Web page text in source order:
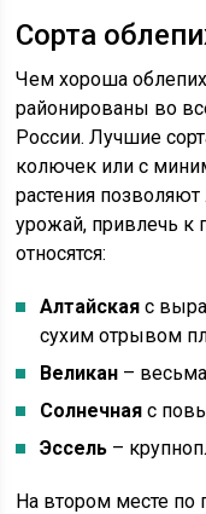
Сорта
Чем хороша
районированы во
России. Лучшие
колючек или с
растения позволяют
урожай, привлечь к
относятся:
Алтайская с
сухим отрывом
Великан –
Солнечная с
Эссель –
На втором месте по